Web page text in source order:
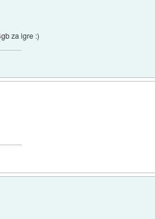
za igre :)